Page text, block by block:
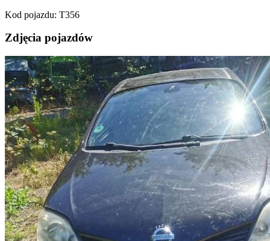
Kod pojazdu: T356
Zdjęcia pojazdów